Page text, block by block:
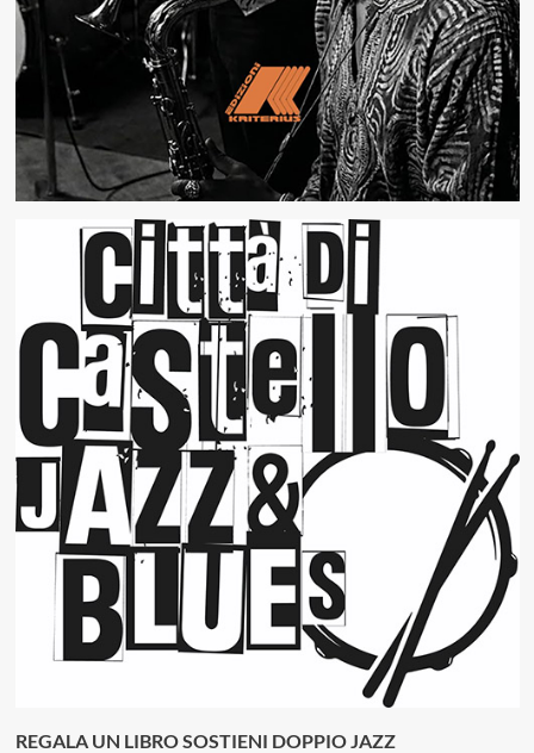
REGALA UN LIBRO SOSTIENI DOPPIO JAZZ